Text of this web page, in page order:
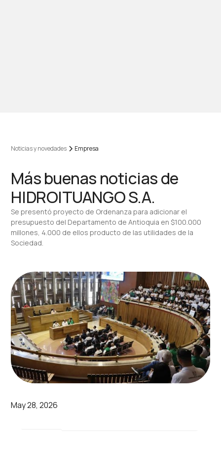
Noticias y novedades Empresa
Más buenas noticias de
HIDROITUANGO S.A.
Se presentó proyecto de Ordenanza para adicionar el
presupuesto del Departamento de Antioquia en $100.000
millones, 4.000 de ellos producto de las utilidades de la
Sociedad.
May 28, 2026